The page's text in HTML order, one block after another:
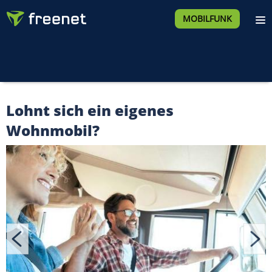
MOBILFUNK
Lohnt sich ein eigenes
Wohnmobil?